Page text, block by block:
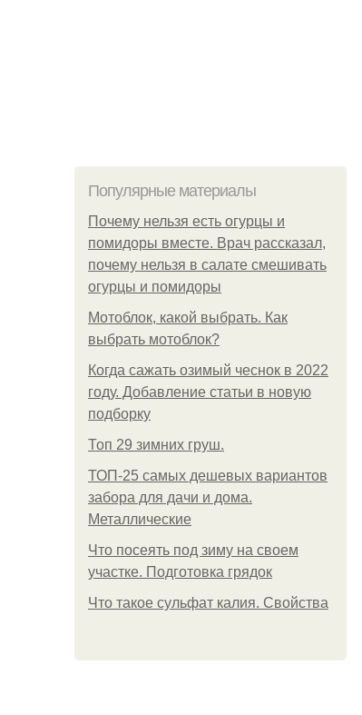
Популярные материалы
Почему нельзя есть огурцы и
помидоры вместе. Врач рассказал,
почему нельзя в салате смешивать
огурцы и помидоры
Мотоблок, какой выбрать. Как
выбрать мотоблок?
Когда сажать озимый чеснок в 2022
году. Добавление статьи в новую
подборку
Топ 29 зимних груш.
ТОП-25 самых дешевых вариантов
забора для дачи и дома.
Металлические
Что посеять под зиму на своем
участке. Подготовка грядок
Что такое сульфат калия. Свойства